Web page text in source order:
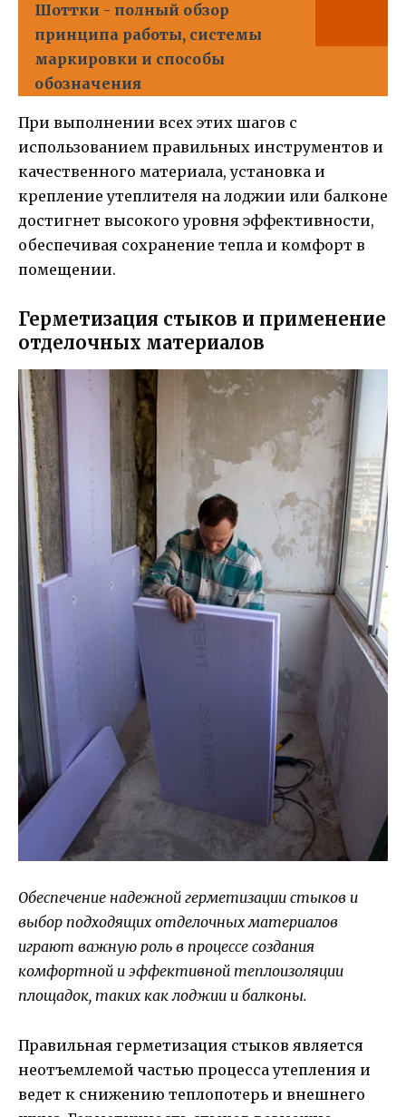
Шоттки - полный обзор
принципа работы, системы
маркировки и способы
обозначения
При выполнении всех этих шагов с
использованием правильных инструментов и
качественного материала, установка и
крепление утеплителя на лоджии или балконе
достигнет высокого уровня эффективности,
обеспечивая сохранение тепла и комфорт в
помещении.
Герметизация стыков и применение
отделочных материалов
Обеспечение надежной герметизации стыков и
выбор подходящих отделочных материалов
играют важную роль в процессе создания
комфортной и эффективной теплоизоляции
площадок, таких как лоджии и балконы.
Правильная герметизация стыков является
неотъемлемой частью процесса утепления и
ведет к снижению теплопотерь и внешнего